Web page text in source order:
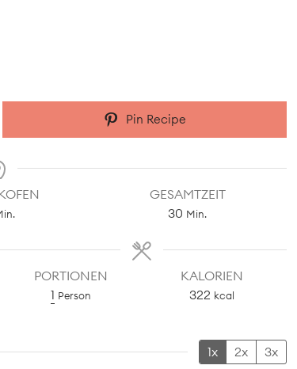
Pin Recipe
GESAMTZEIT
30 Minuten
Min.
PORTIONEN
1 Person
KALORIEN
322 kcal
1x 2x 3x